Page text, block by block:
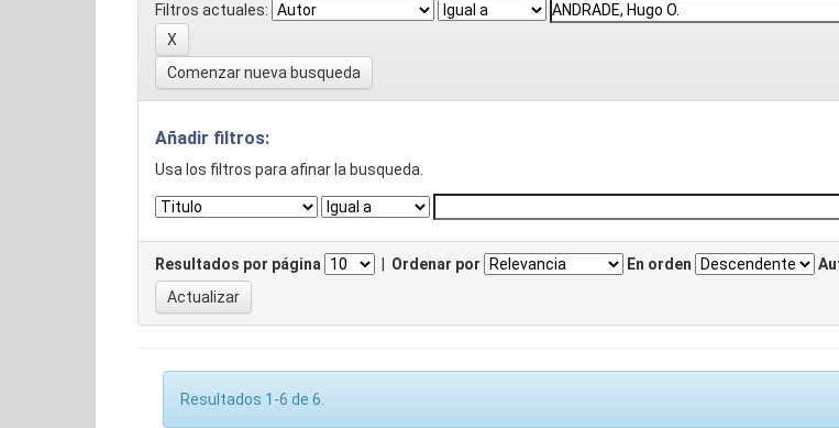
Filtros actuales:
Comenzar nueva busqueda
Añadir filtros:
Usa los filtros para afinar la busqueda.
Resultados por página Ordenar por En orden
Resultados 1-6 de 6.